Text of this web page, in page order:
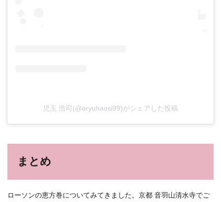
児玉 浩司(@eryuhaosi99)がシェアした投稿
まとめ
ローソンの恵方巻についてみてきました。京都 音羽山清水寺でご